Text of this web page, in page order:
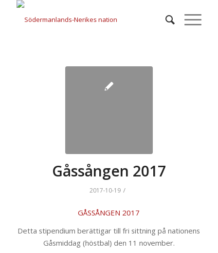
Gåssången 2017
2017-10-19 /
GÅSSÅNGEN 2017
Detta stipendium berättigar till fri sittning på nationens
Gåsmiddag (höstbal) den 11 november.